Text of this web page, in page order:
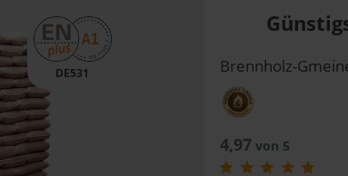
DE531 Brennholz-
4,97von 5